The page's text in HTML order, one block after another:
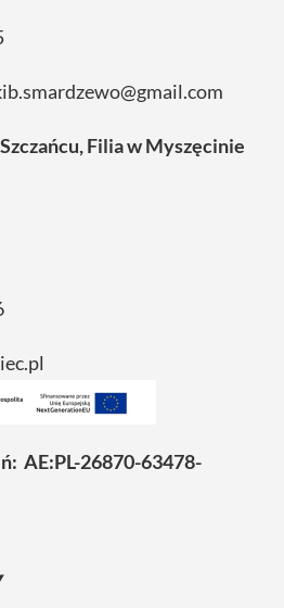
Filia w Myszęcinie
AE:PL-26870-63478-